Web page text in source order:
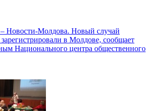
Молдова. Новый случай
в Молдове, сообщает
Национального центра общественного